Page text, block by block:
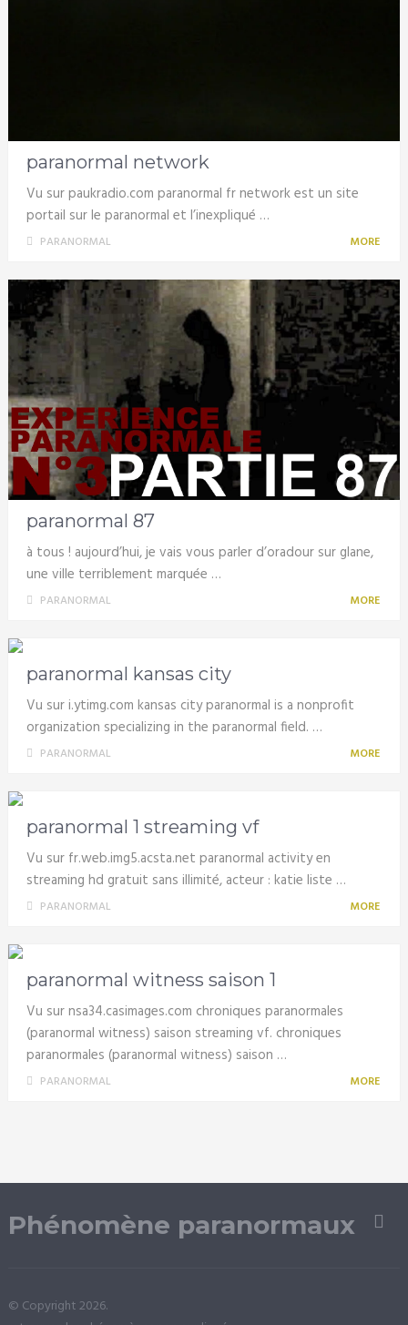
paranormal network
Vu sur paukradio.com paranormal fr network est un site
portail sur le paranormal et l’inexpliqué …
PARANORMAL MORE
paranormal 87
à tous ! aujourd’hui, je vais vous parler d’oradour sur glane,
une ville terriblement marquée …
PARANORMAL MORE
paranormal kansas city
Vu sur i.ytimg.com kansas city paranormal is a nonprofit
organization specializing in the paranormal field. …
PARANORMAL MORE
paranormal 1 streaming vf
Vu sur fr.web.img5.acsta.net paranormal activity en
streaming hd gratuit sans illimité, acteur : katie liste …
PARANORMAL MORE
paranormal witness saison 1
Vu sur nsa34.casimages.com chroniques paranormales
(paranormal witness) saison streaming vf. chroniques
paranormales (paranormal witness) saison …
PARANORMAL MORE
Phénomène paranormaux
© Copyright 2026.